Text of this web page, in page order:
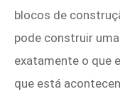
blocos de
pode construir
exatamente o que
que está